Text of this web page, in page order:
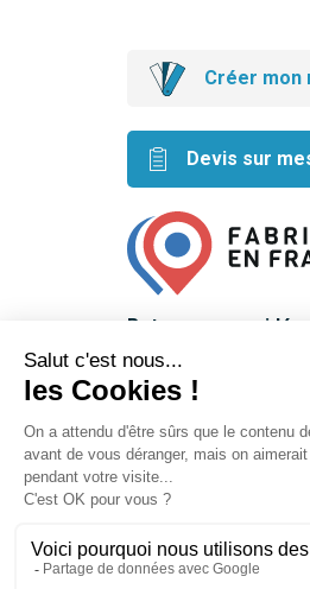
Créer mon
Devis sur
Retrouvez nos
Conditions générales de vente